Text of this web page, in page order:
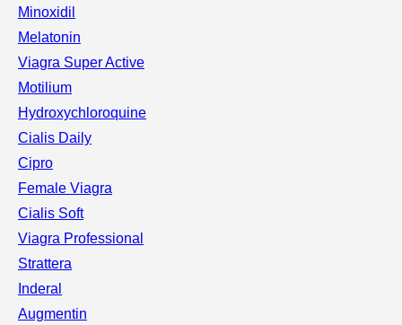
Minoxidil
Melatonin
Viagra Super Active
Motilium
Hydroxychloroquine
Cialis Daily
Cipro
Female Viagra
Cialis Soft
Viagra Professional
Strattera
Inderal
Augmentin